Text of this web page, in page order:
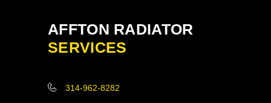
AFFTON RADIATOR
SERVICES
314-962-8282